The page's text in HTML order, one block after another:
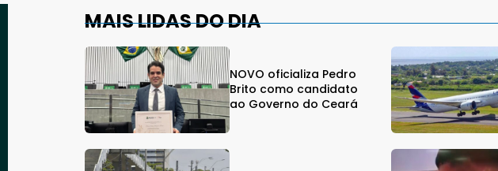
MAIS LIDAS DO DIA
NOVO oficializa Pedro
Brito como candidato
ao Governo do Ceará